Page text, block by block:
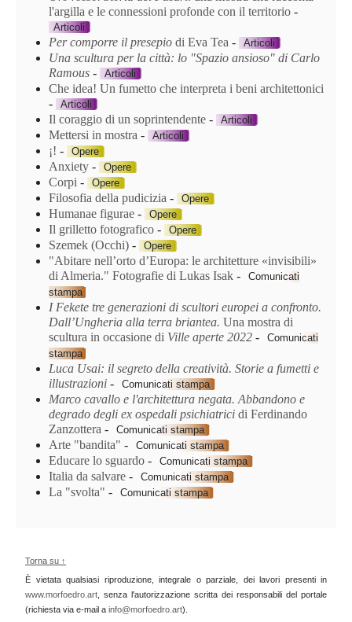
l'argilla e le connessioni profonde con il territorio -
Articoli
Per comporre il presepio di Eva Tea - Articoli
Una scultura per la città: lo "Spazio ansioso" di Carlo
Ramous - Articoli
Che idea! Un fumetto che interpreta i beni architettonici
-
Articoli
Il coraggio di un soprintendente - Articoli
Mettersi in mostra - Articoli
¡! - Opere
Anxiety - Opere
Corpi - Opere
Filosofia della pudicizia - Opere
Humanae figurae - Opere
Il grilletto fotografico - Opere
Szemek (Occhi) - Opere
"Abitare nell’orto d’Europa: le architetture «invisibili»
di Almeria." Fotografie di Lukas Isak -
Comunicati
stampa
I Fekete tre generazioni di scultori europei a confronto.
Dall’Ungheria alla terra briantea. Una mostra di
scultura in occasione di Ville aperte 2022 -
Comunicati
stampa
Luca Usai: il segreto della creatività. Storie a fumetti e
illustrazioni - Comunicati stampa
Marco cavallo e l'architettura negata. Abbandono e
degrado degli ex ospedali psichiatrici di Ferdinando
Zanzottera - Comunicati stampa
Arte "bandita" - Comunicati stampa
Educare lo sguardo - Comunicati stampa
Italia da salvare - Comunicati stampa
La "svolta" - Comunicati stampa
Torna su ↑
È vietata qualsiasi riproduzione, integrale o parziale, dei lavori presenti in
www.morfoedro.art , senza l'autorizzazione scritta dei responsabili del portale
(richiesta via e-mail a info@morfoedro.art).